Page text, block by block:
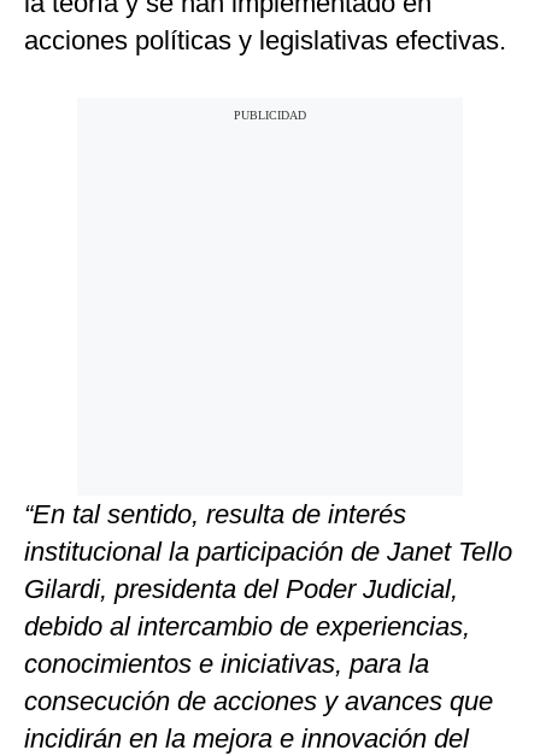
acciones políticas y legislativas efectivas.
“En tal sentido, resulta de interés
institucional la participación de Janet Tello
Gilardi, presidenta del Poder Judicial,
debido al intercambio de experiencias,
conocimientos e iniciativas, para la
consecución de acciones y avances que
incidirán en la mejora e innovación del